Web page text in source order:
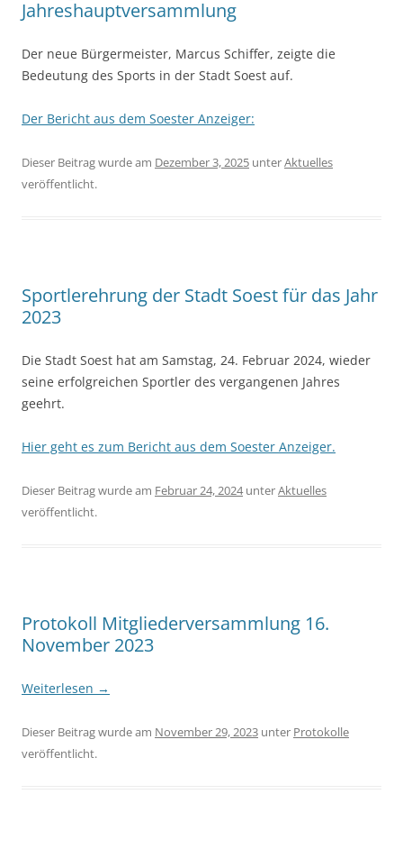
Jahreshauptversammlung
Der neue Bürgermeister, Marcus Schiffer, zeigte die
Bedeutung des Sports in der Stadt Soest auf.
Der Bericht aus dem Soester Anzeiger:
Dieser Beitrag wurde am Dezember 3, 2025 unterAktuelles
veröffentlicht.
Sportlerehrung der Stadt Soest für das Jahr
2023
Die Stadt Soest hat am Samstag, 24. Februar 2024, wieder
seine erfolgreichen Sportler des vergangenen Jahres
geehrt.
Hier geht es zum Bericht aus dem Soester Anzeiger.
Dieser Beitrag wurde am Februar 24, 2024unterAktuelles
veröffentlicht.
Protokoll Mitgliederversammlung 16.
November 2023
Weiterlesen →
Dieser Beitrag wurde am November 29, 2023 unter Protokolle
veröffentlicht.